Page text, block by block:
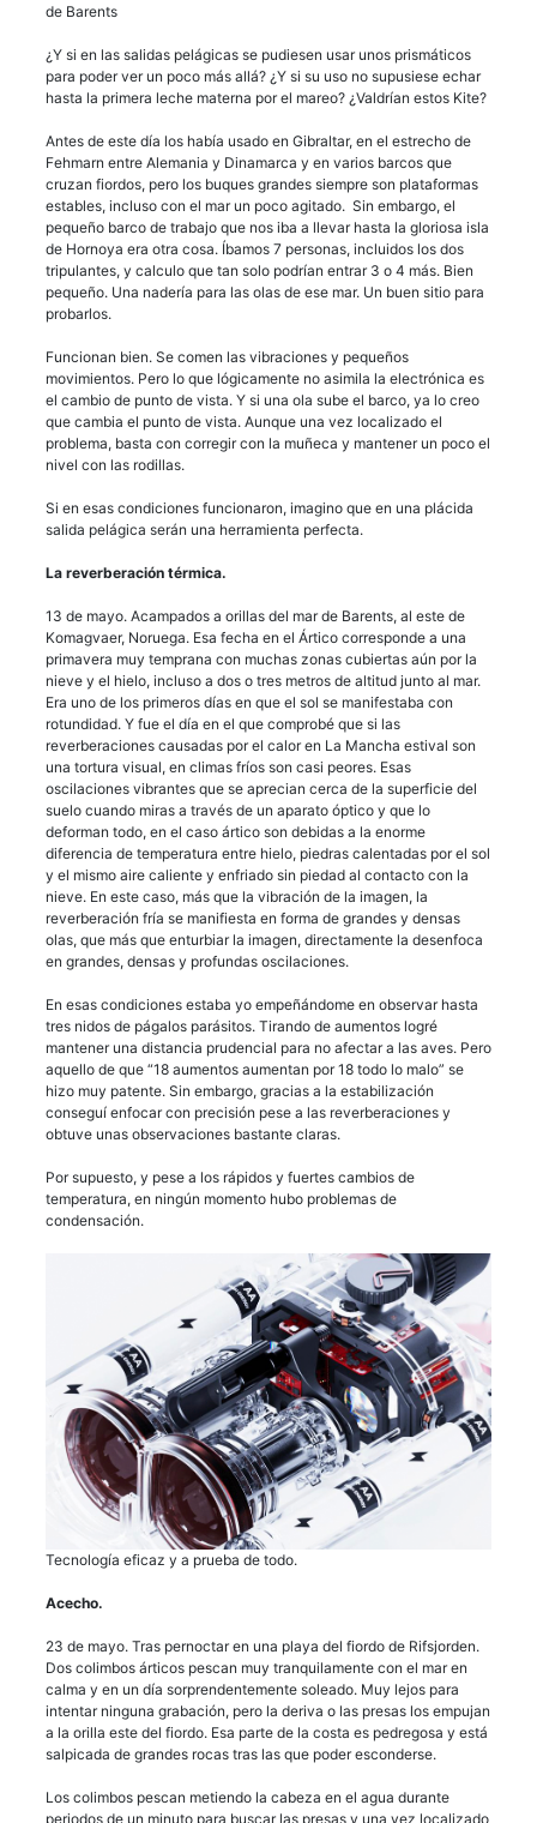
de Barents
¿Y si en las salidas pelágicas se pudiesen usar unos prismáticos
para poder ver un poco más allá? ¿Y si su uso no supusiese echar
hasta la primera leche materna por el mareo? ¿Valdrían estos Kite?
Antes de este día los había usado en Gibraltar, en el estrecho de
Fehmarn entre Alemania y Dinamarca y en varios barcos que
cruzan fiordos, pero los buques grandes siempre son plataformas
estables, incluso con el mar un poco agitado. Sin embargo, el
pequeño barco de trabajo que nos iba a llevar hasta la gloriosa isla
de Hornoya era otra cosa. Íbamos 7 personas, incluidos los dos
tripulantes, y calculo que tan solo podrían entrar 3 o 4 más. Bien
pequeño. Una nadería para las olas de ese mar. Un buen sitio para
probarlos.
Funcionan bien. Se comen las vibraciones y pequeños
movimientos. Pero lo que lógicamente no asimila la electrónica es
el cambio de punto de vista. Y si una ola sube el barco, ya lo creo
que cambia el punto de vista. Aunque una vez localizado el
problema, basta con corregir con la muñeca y mantener un poco el
nivel con las rodillas.
Si en esas condiciones funcionaron, imagino que en una plácida
salida pelágica serán una herramienta perfecta.
La reverberación térmica.
13 de mayo. Acampados a orillas del mar de Barents, al este de
Komagvaer, Noruega. Esa fecha en el Ártico corresponde a una
primavera muy temprana con muchas zonas cubiertas aún por la
nieve y el hielo, incluso a dos o tres metros de altitud junto al mar.
Era uno de los primeros días en que el sol se manifestaba con
rotundidad. Y fue el día en el que comprobé que si las
reverberaciones causadas por el calor en La Mancha estival son
una tortura visual, en climas fríos son casi peores. Esas
oscilaciones vibrantes que se aprecian cerca de la superficie del
suelo cuando miras a través de un aparato óptico y que lo
deforman todo, en el caso ártico son debidas a la enorme
diferencia de temperatura entre hielo, piedras calentadas por el sol
y el mismo aire caliente y enfriado sin piedad al contacto con la
nieve. En este caso, más que la vibración de la imagen, la
reverberación fría se manifiesta en forma de grandes y densas
olas, que más que enturbiar la imagen, directamente la desenfoca
en grandes, densas y profundas oscilaciones.
En esas condiciones estaba yo empeñándome en observar hasta
tres nidos de págalos parásitos. Tirando de aumentos logré
mantener una distancia prudencial para no afectar a las aves. Pero
aquello de que “18 aumentos aumentan por 18 todo lo malo” se
hizo muy patente. Sin embargo, gracias a la estabilización
conseguí enfocar con precisión pese a las reverberaciones y
obtuve unas observaciones bastante claras.
Por supuesto, y pese a los rápidos y fuertes cambios de
temperatura, en ningún momento hubo problemas de
condensación.
Tecnología eficaz y a prueba de todo.
Acecho.
23 de mayo. Tras pernoctar en una playa del fiordo de Rifsjorden.
Dos colimbos árticos pescan muy tranquilamente con el mar en
calma y en un día sorprendentemente soleado. Muy lejos para
intentar ninguna grabación, pero la deriva o las presas los empujan
a la orilla este del fiordo. Esa parte de la costa es pedregosa y está
salpicada de grandes rocas tras las que poder esconderse.
Los colimbos pescan metiendo la cabeza en el agua durante
periodos de un minuto para buscar las presas y una vez localizado